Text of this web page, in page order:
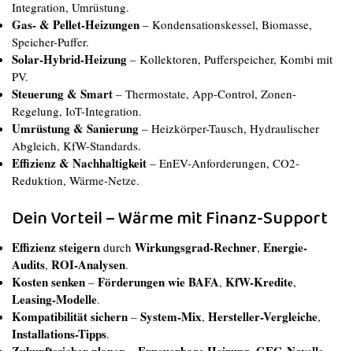
Integration, Umrüstung.
Gas- & Pellet-Heizungen – Kondensationskessel, Biomasse,
Speicher-Puffer.
Solar-Hybrid-Heizung – Kollektoren, Pufferspeicher, Kombi mit
PV.
Steuerung & Smart – Thermostate, App-Control, Zonen-
Regelung, IoT-Integration.
Umrüstung & Sanierung – Heizkörper-Tausch, Hydraulischer
Abgleich, KfW-Standards.
Effizienz & Nachhaltigkeit – EnEV-Anforderungen, CO2-
Reduktion, Wärme-Netze.
Dein Vorteil – Wärme mit Finanz-Support
Effizienz steigern durch Wirkungsgrad-Rechner, Energie-
Audits, ROI-Analysen.
Kosten senken – Förderungen wie BAFA, KfW-Kredite,
Leasing-Modelle.
Kompatibilität sichern – System-Mix, Hersteller-Vergleiche,
Installations-Tipps.